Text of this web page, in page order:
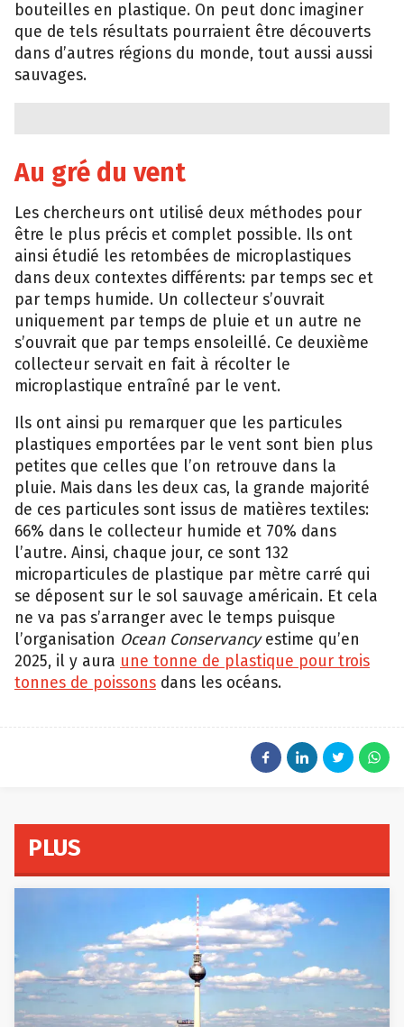
bouteilles en plastique. On peut donc imaginer
que de tels résultats pourraient être découverts
dans d’autres régions du monde, tout aussi aussi
sauvages.
Au gré du vent
Les chercheurs ont utilisé deux méthodes pour
être le plus précis et complet possible. Ils ont
ainsi étudié les retombées de microplastiques
dans deux contextes différents: par temps sec et
par temps humide. Un collecteur s’ouvrait
uniquement par temps de pluie et un autre ne
s’ouvrait que par temps ensoleillé. Ce deuxième
collecteur servait en fait à récolter le
microplastique entraîné par le vent.
Ils ont ainsi pu remarquer que les particules
plastiques emportées par le vent sont bien plus
petites que celles que l’on retrouve dans la
pluie. Mais dans les deux cas, la grande majorité
de ces particules sont issus de matières textiles:
66% dans le collecteur humide et 70% dans
l’autre. Ainsi, chaque jour, ce sont 132
microparticules de plastique par mètre carré qui
se déposent sur le sol sauvage américain. Et cela
ne va pas s’arranger avec le temps puisque
l’organisation Ocean Conservancyestime qu’en
2025, il y aura une tonne de plastique pour trois
tonnes de poissons dans les océans.
PLUS